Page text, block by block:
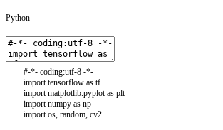
Python
#-*- coding:utf-8 -*-
import tensorflow as tf
import matplotlib.pyplotas plt
import numpy as np
import os, random, cv2